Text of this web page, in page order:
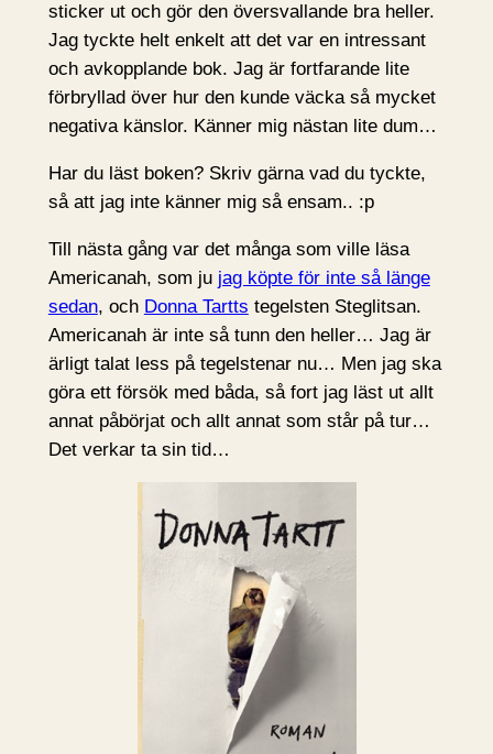
sticker ut och gör den översvallande bra heller.
Jag tyckte helt enkelt att det var en intressant
och avkopplande bok. Jag är fortfarande lite
förbryllad över hur den kunde väcka så mycket
negativa känslor. Känner mig nästan lite dum…
Har du läst boken? Skriv gärna vad du tyckte,
så att jag inte känner mig så ensam.. :p
Till nästa gång var det många som ville läsa
Americanah, som ju jag köpte för inte så länge
sedan, och Donna Tartts tegelsten Steglitsan.
Americanah är inte så tunn den heller… Jag är
ärligt talat less på tegelstenar nu… Men jag ska
göra ett försök med båda, så fort jag läst ut allt
annat påbörjat och allt annat som står på tur…
Det verkar ta sin tid…